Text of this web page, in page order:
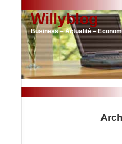
Willyblog
Business – Actualité –